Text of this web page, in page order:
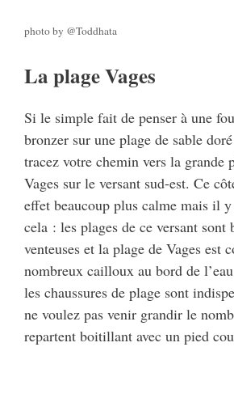
photo by @Toddhata
La plage Vages
Si le simple fait de penser à une
bronzer sur une plage de sable
tracez votre chemin vers la grande
Vages sur le versant sud-est. Ce
effet beaucoup plus calme mais il
cela : les plages de ce versant sont
venteuses et la plage de Vages est
nombreux cailloux au bord de
les chaussures de plage sont
ne voulez pas venir grandir le
repartent boitillant avec un pied